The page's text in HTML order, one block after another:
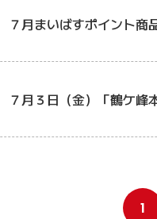
７月まいばすポイント商
７月３日（金）「鶴ケ峰
1